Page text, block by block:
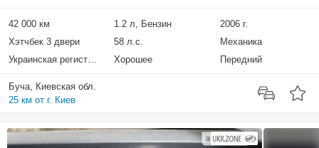
42 000 км 1.2 л, Бензин
2006 г.
Хэтчбек 3 двери
58 л.с.
Механика
Украинская регистрация
Хорошее Передний
Буча, Киевская обл.
25 км от г. Киев